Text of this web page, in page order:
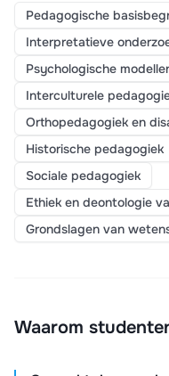
Pedagogische
Interpretatieve
Psychologische
Interculturele
Orthopedagogiek en
Historische pedagogiek
Sociale pedagogiek
Ethiek en deontologie
Grondslagen van
Waarom